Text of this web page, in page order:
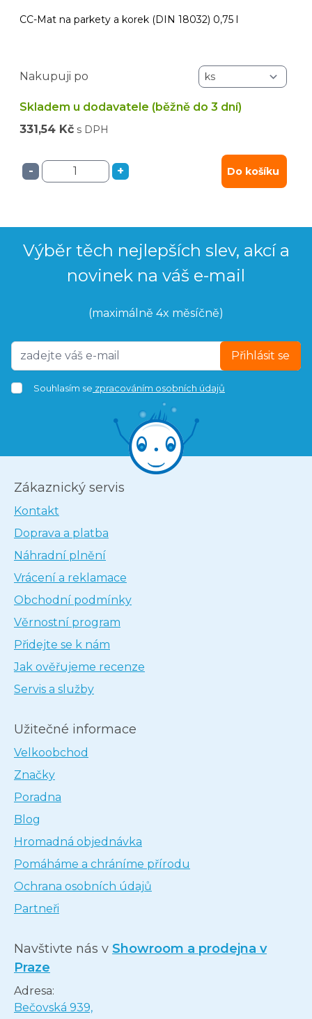
CC-Mat na parkety a korek (DIN 18032) 0,75 l
Nakupuji po
Skladem u dodavatele (běžně do 3 dní)
331,54 Kč s DPH
- + Do košíku
Výběr těch nejlepších slev, akcí a
novinek na váš e-mail
(maximálně 4x měsíčně)
Přihlásit se
Souhlasím se zpracováním osobních údajů
Zákaznický servis
Kontakt
Doprava a platba
Náhradní plnění
Vrácení a reklamace
Obchodní podmínky
Věrnostní program
Přidejte se k nám
Jak ověřujeme recenze
Servis a služby
Užitečné informace
Velkoobchod
Značky
Poradna
Blog
Hromadná objednávka
Pomáháme a chráníme přírodu
Ochrana osobních údajů
Partneři
Navštivte nás v Showroom a prodejna v
Praze
Adresa:
Bečovská 939,